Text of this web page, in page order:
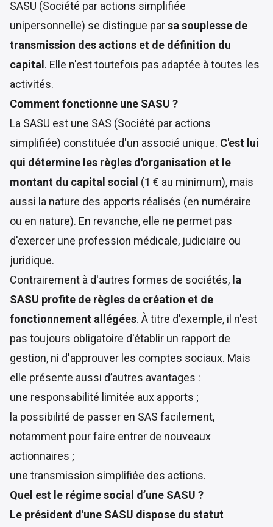
SASU (Société par actions simplifiée
unipersonnelle) se distingue parsa souplesse de
transmission des actions et de définition du
capital . Elle n'est toutefois pas adaptée à toutes les
activités.
Comment fonctionne une SASU ?
La SASU est une SAS (Société par actions
simplifiée) constituée d'un associé unique. C'est lui
qui détermine les règles d'organisation et le
montant du capital social (1 € au minimum), mais
aussi la nature des apports réalisés (en numéraire
ou en nature). En revanche, elle ne permet pas
d'exercer une profession médicale, judiciaire ou
juridique.
Contrairement à d'autres formes de sociétés, la
SASU profite de règles de création et de
fonctionnement allégées. À titre d'exemple, il n'est
pas toujours obligatoire d'établir un rapport de
gestion, ni d'approuver les comptes sociaux. Mais
elle présente aussi d’autres avantages :
une responsabilité limitée aux apports ;
la possibilité de passer en SAS facilement,
notamment pour faire entrer de nouveaux
actionnaires ;
une transmission simplifiée des actions.
Quel est le régime social d’une SASU ?
Le président d'une SASU dispose du statut